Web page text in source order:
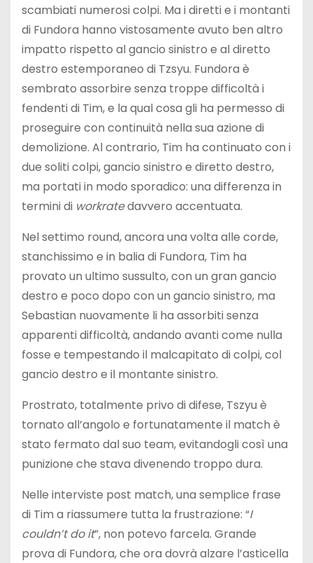
scambiati numerosi colpi. Ma i diretti e i montanti
di Fundora hanno vistosamente avuto ben altro
impatto rispetto al gancio sinistro e al diretto
destro estemporaneo di Tzsyu. Fundora è
sembrato assorbire senza troppe difficoltà i
fendenti di Tim, e la qual cosa gli ha permesso di
proseguire con continuità nella sua azione di
demolizione. Al contrario, Tim ha continuato con i
due soliti colpi, gancio sinistro e diretto destro,
ma portati in modo sporadico: una differenza in
termini di workratedavvero accentuata.
Nel settimo round, ancora una volta alle corde,
stanchissimo e in balia di Fundora, Tim ha
provato un ultimo sussulto, con un gran gancio
destro e poco dopo con un gancio sinistro, ma
Sebastian nuovamente li ha assorbiti senza
apparenti difficoltà, andando avanti come nulla
fosse e tempestando il malcapitato di colpi, col
gancio destro e il montante sinistro.
Prostrato, totalmente privo di difese, Tszyu è
tornato all’angolo e fortunatamente il match è
stato fermato dal suo team, evitandogli così una
punizione che stava divenendo troppo dura.
Nelle interviste post match, una semplice frase
di Tim a riassumere tutta la frustrazione: “I
couldn’t do it”, non potevo farcela. Grande
prova di Fundora, che ora dovrà alzare l’asticella